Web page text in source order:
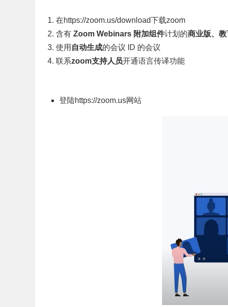
1. 在https://zoom.us/download下载zoom
2. 含有 Zoom Webinars 附加组件计划的商业版、教
3. 使用 自动生成的会议 ID 的会议
4. 联系zoom支持人员开通语言传译功能
登陆https://zoom.us网站